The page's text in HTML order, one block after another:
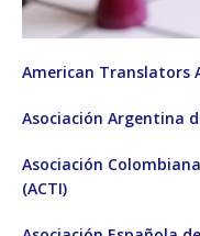
American Translators
Asociación Argentina
Asociación
(ACTI)